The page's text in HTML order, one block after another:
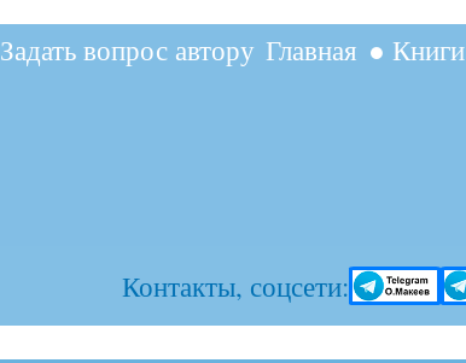
основному
● Книги
Главная
Задать вопрос автору
Контакты, соцсети: